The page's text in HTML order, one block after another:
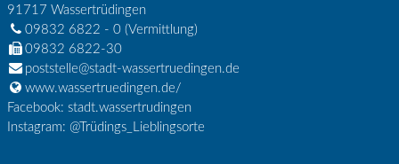
91717 Wassertrüdingen
09832 6822 - 0(Vermittlung)
09832 6822-30
poststelle@stadt-wassertruedingen.de
www.wassertruedingen.de/
Facebook: stadt.wassertrudingen
Instagram: @Trüdings_Lieblingsorte